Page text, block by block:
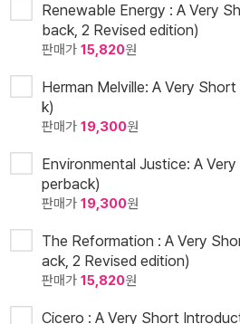
Renewable Energy : A Very
back, 2 Revised edition)
판매가 15,820원
Herman Melville: A Very
k)
판매가 19,300원
Environmental Justice: A
perback)
판매가 19,300원
The Reformation : A Very
ack, 2 Revised edition)
판매가 15,820원
Cicero : A Very Short